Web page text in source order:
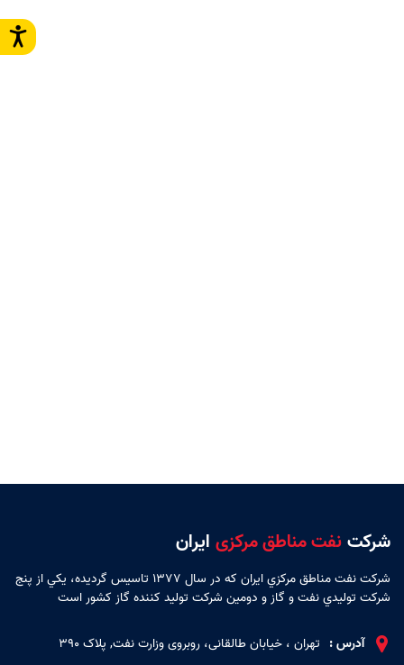
شرکتنفت مناطق مرکزی ایران
شركت نفت مناطق مركزي ايران كه در سال 1377 تاسيس گرديده، يكي از پنج
شركت توليدي نفت و گاز و دومين شركت توليد كننده گاز كشور است
آدرس : تهران ، خیابان طالقانی، روبروی وزارت نفت, پلاک 390